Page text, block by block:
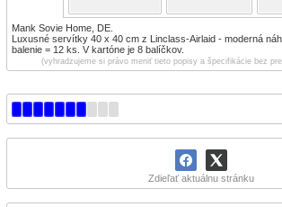
Zdieľať aktuálnu stránku
Mank Sovie Home, DE.
Luxusné servítky 40 x 40 cm z Linclass-Airlaid - moderná
balenie = 12 ks. V kartóne je 8 balíčkov.
(vyhradzujeme si právo meniť tieto popisy a špecifikácie bez